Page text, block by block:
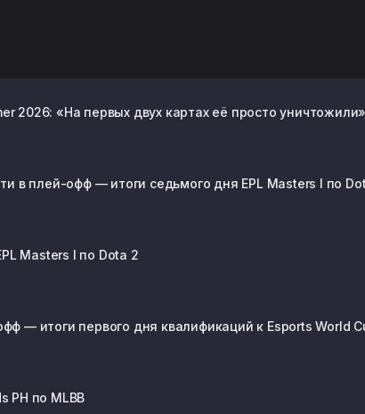
2026: «На первых двух картах её просто уничтожили»
в плей-офф — итоги седьмого дня EPL Masters I по
Masters I по Dota 2
— итоги первого дня квалификаций к Esports World
PH по MLBB